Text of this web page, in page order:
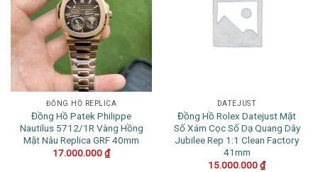
ĐỒNG HỒ REPLICA
Đồng Hồ Patek Philippe
Nautilus 5712/1R Vàng Hồng
Mặt Nâu Replica GRF 40mm
17.000.000₫
DATEJUST
Đồng Hồ Rolex Datejust Mặt
Số Xám Cọc Số Dạ Quang Dây
Jubilee Rep 1:1 Clean Factory
41mm
15.000.000₫